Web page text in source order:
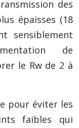
des
épaisses (18
sensiblement
de
le Rw de 2 à
pour éviter les
faibles qui